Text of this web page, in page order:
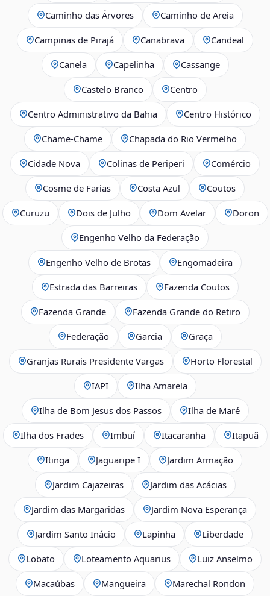
Caminho das Árvores Caminho de Areia
Campinas de Pirajá Canabrava Candeal
Canela Capelinha Cassange
Castelo Branco Centro
Centro Administrativo da Bahia Centro Histórico
Chame-Chame Chapada do Rio Vermelho
Cidade Nova Colinas de Periperi Comércio
Cosme de Farias Costa Azul Coutos
Curuzu Dois de Julho Dom Avelar Doron
Engenho Velho da Federação
Engenho Velho de Brotas Engomadeira
Estrada das Barreiras Fazenda Coutos
Fazenda Grande Fazenda Grande do Retiro
Federação Garcia Graça
Granjas Rurais Presidente Vargas Horto Florestal
IAPI Ilha Amarela
Ilha de Bom Jesus dos Passos Ilha de Maré
Ilha dos Frades Imbuí Itacaranha Itapuã
Itinga Jaguaripe I Jardim Armação
Jardim Cajazeiras Jardim das Acácias
Jardim das Margaridas Jardim Nova Esperança
Jardim Santo Inácio Lapinha Liberdade
Lobato Loteamento Aquarius Luiz Anselmo
Macaúbas Mangueira Marechal Rondon